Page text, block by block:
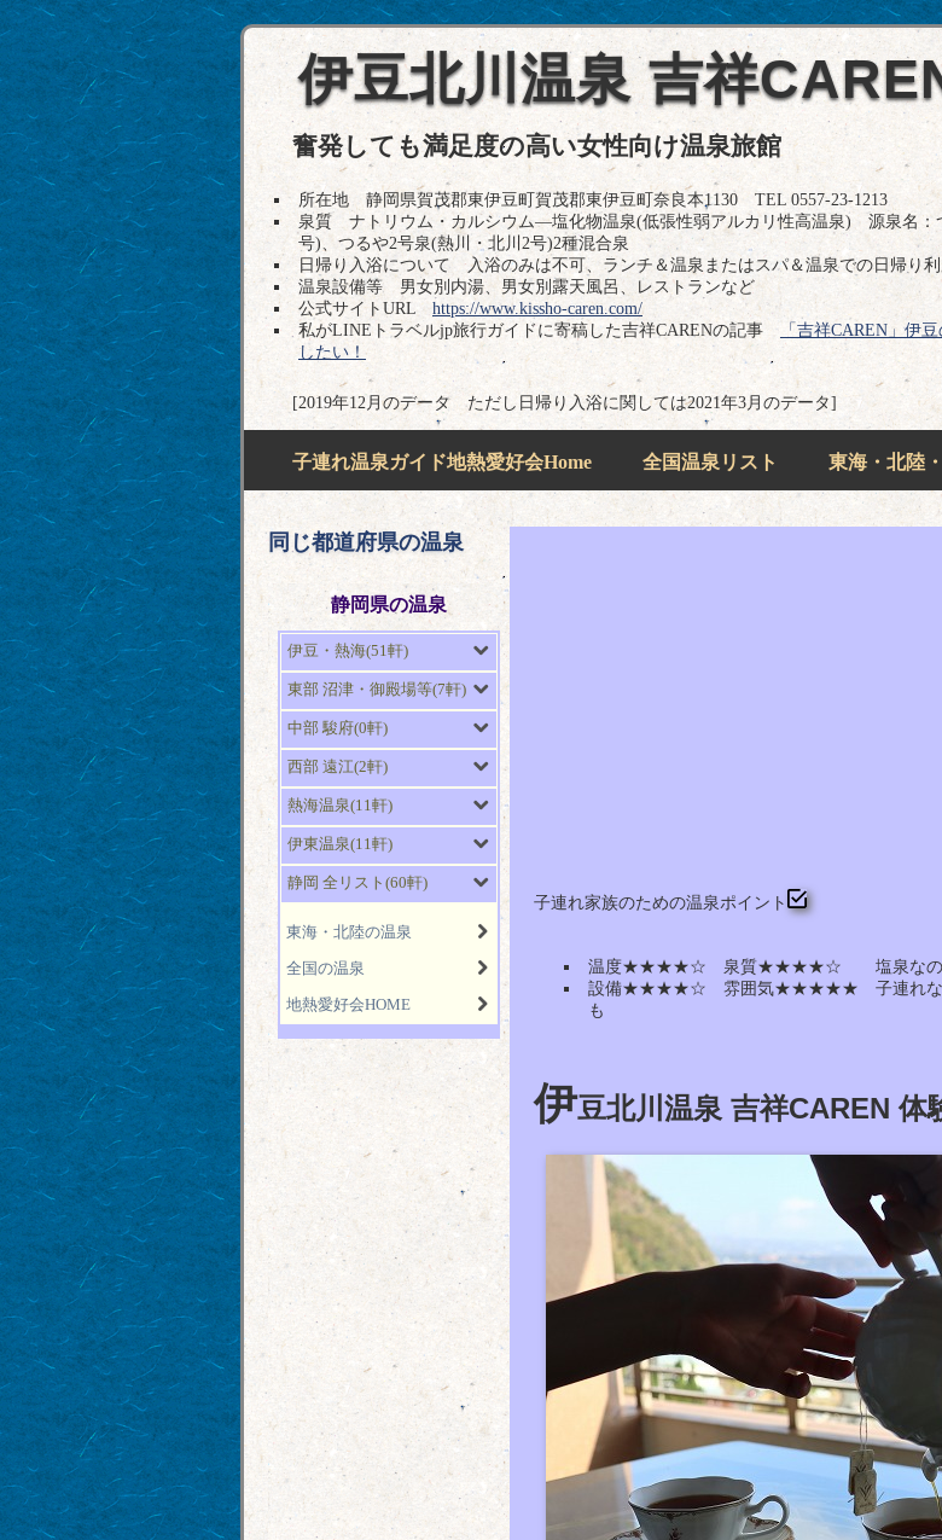
伊豆北川温泉 吉祥
奮発しても満足度の高い女性向け温泉旅館
所在地 静岡県賀茂郡東伊豆町賀茂郡東伊豆町奈良本1130 TEL 0557-23-1213
泉質 ナトリウム・カルシウム―塩化物温泉(低張性弱アルカリ性高温泉) 源泉名：
号)、つるや2号泉(熱川・北川2号)2種混合泉
日帰り入浴について 入浴のみは不可、ランチ＆温泉またはスパ＆温泉での日帰り
温泉設備等 男女別内湯、男女別露天風呂、レストランなど
公式サイトURL https://www.kissho-caren.com/
私がLINEトラベルjp旅行ガイドに寄稿した吉祥CARENの記事
「吉祥CAREN」伊
したい！
[2019年12月のデータ ただし日帰り入浴に関しては2021年3月のデータ]
子連れ温泉ガイド地熱愛好会Home 全国温泉リスト 東海・北陸
子連れ家族のための温泉ポイント
温度★★★★☆ 泉質★★★★☆ 塩泉なので
設備★★★★☆ 雰囲気★★★★★ 子連れならグ
も
伊豆北川温泉 吉祥CAREN 体
同じ都道府県の温泉